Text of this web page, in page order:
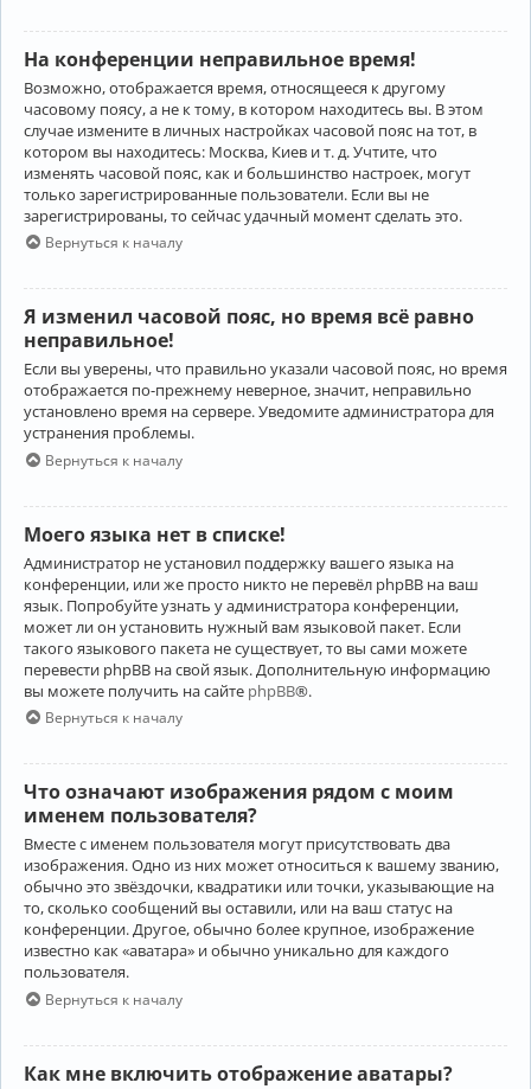
На конференции неправильное время!
Возможно, отображается время, относящееся к другому
часовому поясу, а не к тому, в котором находитесь вы. В этом
случае измените в личных настройках часовой пояс на тот, в
котором вы находитесь: Москва, Киев и т. д. Учтите, что
изменять часовой пояс, как и большинство настроек, могут
только зарегистрированные пользователи. Если вы не
зарегистрированы, то сейчас удачный момент сделать это.
Вернуться к началу
Я изменил часовой пояс, но время всё равно
неправильное!
Если вы уверены, что правильно указали часовой пояс, но время
отображается по-прежнему неверное, значит, неправильно
установлено время на сервере. Уведомите администратора для
устранения проблемы.
Вернуться к началу
Моего языка нет в списке!
Администратор не установил поддержку вашего языка на
конференции, или же просто никто не перевёл phpBB на ваш
язык. Попробуйте узнать у администратора конференции,
может ли он установить нужный вам языковой пакет. Если
такого языкового пакета не существует, то вы сами можете
перевести phpBB на свой язык. Дополнительную информацию
вы можете получить на сайте phpBB®.
Вернуться к началу
Что означают изображения рядом с моим
именем пользователя?
Вместе с именем пользователя могут присутствовать два
изображения. Одно из них может относиться к вашему званию,
обычно это звёздочки, квадратики или точки, указывающие на
то, сколько сообщений вы оставили, или на ваш статус на
конференции. Другое, обычно более крупное, изображение
известно как «аватара» и обычно уникально для каждого
пользователя.
Вернуться к началу
Как мне включить отображение аватары?